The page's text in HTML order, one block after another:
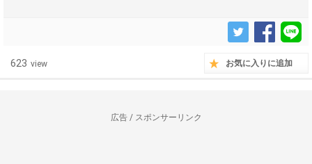
623 view お気に入りに追加
広告 / スポンサーリンク